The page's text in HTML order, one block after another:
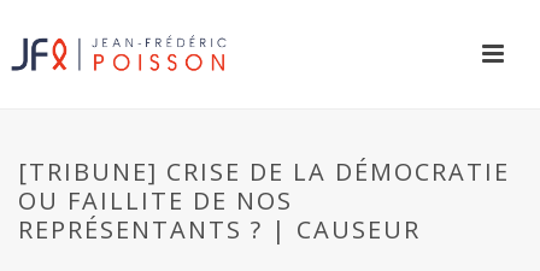
[TRIBUNE] CRISE DE LA DÉMOCRATIE
OU FAILLITE DE NOS
REPRÉSENTANTS ? | CAUSEUR